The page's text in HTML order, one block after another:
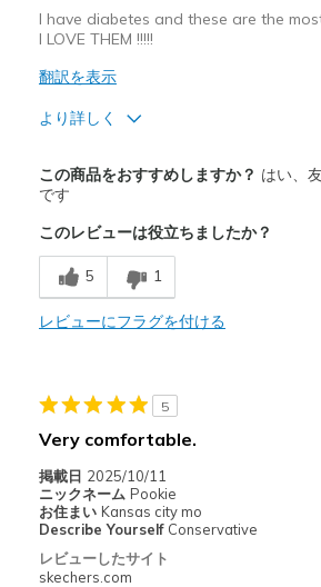
I have diabetes and these are the
I LOVE THEM !!!!!
翻訳を表示
より詳しく
Attractive Design
Breathe Well
Comfortable
Durable
以下に最適
Casual Wear
Going Out
Travel
Width
この商品をおすすめしますか？ はい、
です
このレビューは役立ちましたか？
5 1
レビューにフラグを付ける
5
Very comfortable.
掲載日 2025/10/11
ニックネーム Pookie
お住まい Kansas city mo
Describe Yourself Conservative
レビューしたサイト
skechers.com